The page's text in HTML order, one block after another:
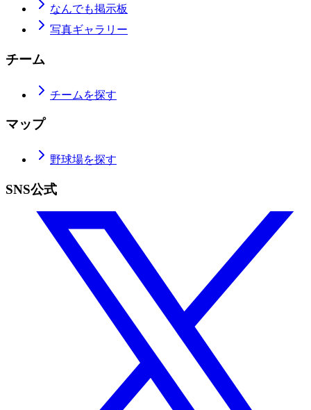
なんでも掲示板
写真ギャラリー
チーム
チームを探す
マップ
野球場を探す
SNS公式